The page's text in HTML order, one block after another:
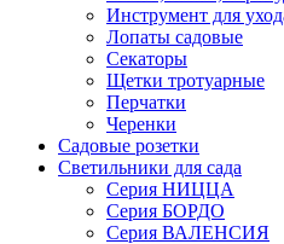
Инструмент для
Лопаты садовые
Секаторы
Щетки тротуарные
Перчатки
Черенки
Садовые розетки
Светильники для сада
Серия НИЦЦА
Серия БОРДО
Серия ВАЛЕНСИЯ